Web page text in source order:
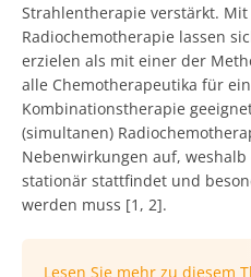
Strahlentherapie verstärkt.
Radiochemotherapie lassen
erzielen als mit einer der
alle Chemotherapeutika für
Kombinationstherapie
(simultanen)
Nebenwirkungen auf,
stationär stattfindet und
werden muss [1, 2].
Lesen Sie mehr zu diesem